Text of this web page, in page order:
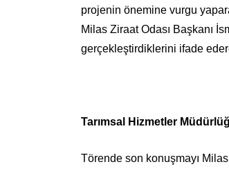
projenin önemine vurgu
Milas Ziraat Odası Başkanı
gerçekleştirdiklerini ifade
Tarımsal Hizmetler
Törende son konuşmayı